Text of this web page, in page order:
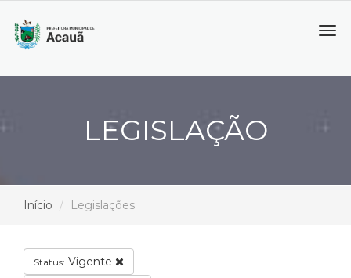
LEGISLAÇÃO
Início Legislações
Status: Vigente